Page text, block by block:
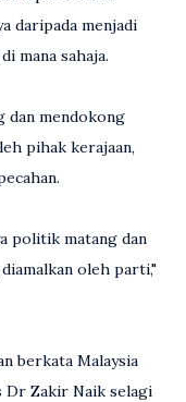
daripada menjadi
mana sahaja.
dan mendokong
pihak kerajaan,
politik matang dan
oleh parti,"
berkata Malaysia
Dr Zakir Naik selagi